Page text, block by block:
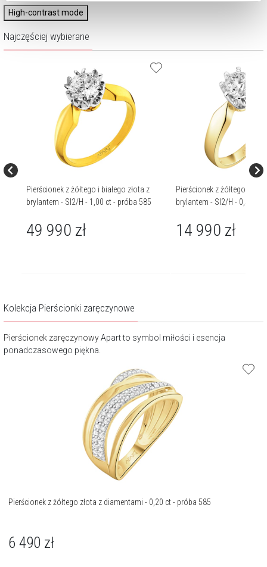
Zarządzaj preferencjami
dokonać zmiany wybranych przez Ciebie plików cookie.
High-contrast mode
Najczęściej wybierane
Pierścionek z żółtego i białego złota z
brylantem - SI2/H - 1,00 ct - próba 585
49 990 zł
Pierścionek z żółtego i
brylantem - SI2/H - 0,50 ct
14 990 zł
Kolekcja Pierścionki zaręczynowe
Pierścionek zaręczynowyApart to symbol miłości i esencja
ponadczasowego piękna.
Pierścionek z żółtego złota z diamentami - 0,20 ct - próba 585
6 490 zł